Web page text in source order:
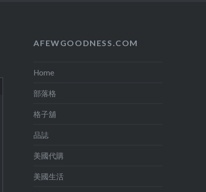
AFEWGOODNESS.COM
Home
部落格
格子舖
品誌
美國代購
美國生活